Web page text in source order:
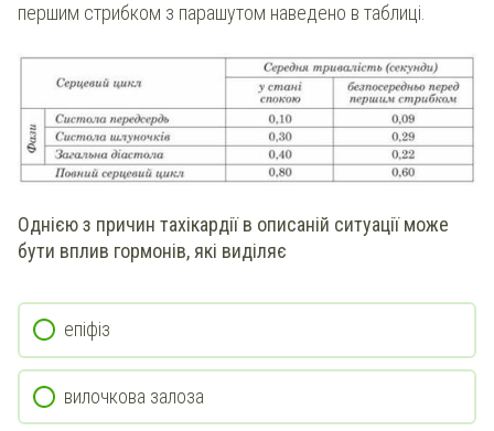
першим стрибком з парашутом наведено в таблиці.
Однією з причин тахікардії в описаній ситуації може
бути вплив гормонів, які виділяє
епіфіз
вилочкова залоза